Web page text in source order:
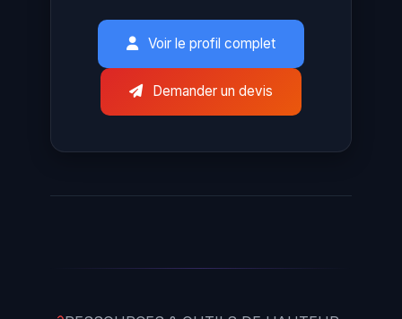
Voir le profil complet
Demander un devis